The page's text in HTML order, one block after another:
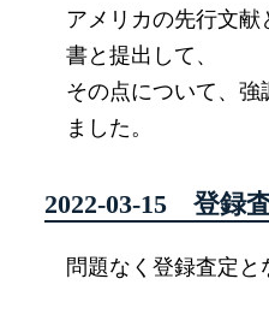
アメリカの先行文
書と提出して、
その点について、強
ました。
2022-03-15 登録
問題なく登録査定と